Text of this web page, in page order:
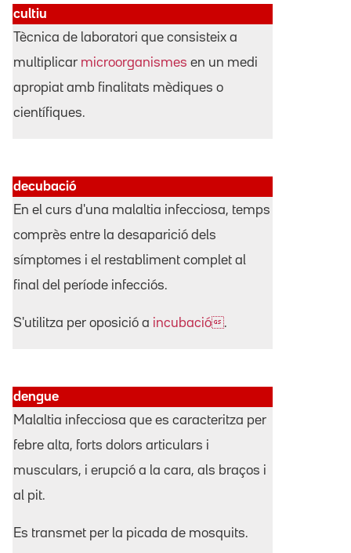
cultiu
Tècnica de laboratori que consisteix a
multiplicar microorganismes en un medi
apropiat amb finalitats mèdiques o
científiques.
decubació
En el curs d'una malaltia infecciosa, temps
comprès entre la desaparició dels
símptomes i el restabliment complet al
final del període infecciós.
S'utilitza per oposició a incubació .
dengue
Malaltia infecciosa que es caracteritza per
febre alta, forts dolors articulars i
musculars, i erupció a la cara, als braços i
al pit.
Es transmet per la picada de mosquits.